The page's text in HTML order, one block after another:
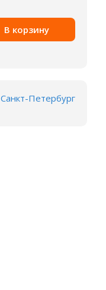
В корзину
Санкт-Петербург